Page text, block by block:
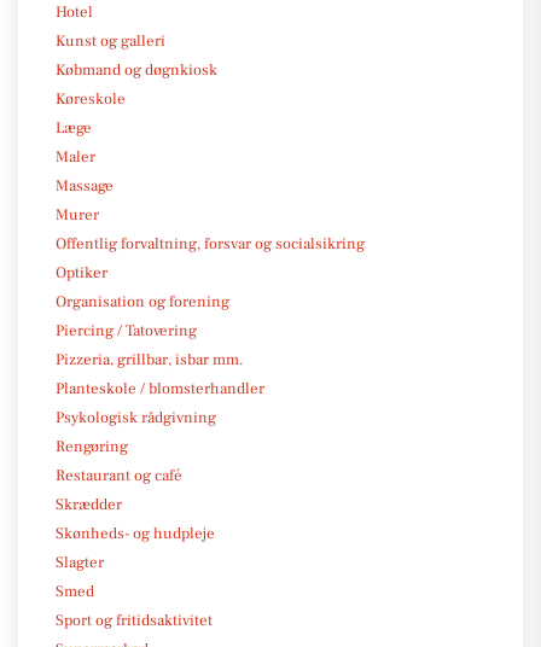
Hotel
Kunst og galleri
Købmand og døgnkiosk
Køreskole
Læge
Maler
Massage
Murer
Offentlig forvaltning, forsvar og socialsikring
Optiker
Organisation og forening
Piercing / Tatovering
Pizzeria, grillbar, isbar mm.
Planteskole / blomsterhandler
Psykologisk rådgivning
Rengøring
Restaurant og café
Skrædder
Skønheds- og hudpleje
Slagter
Smed
Sport og fritidsaktivitet